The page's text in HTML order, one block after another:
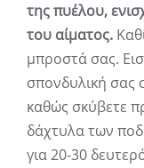
της πυέλου,
του αίματος.
μπροστά σας.
σπονδυλική σας
καθώς σκύβετε
δάχτυλα των
για 20-30